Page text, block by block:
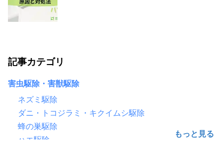
記事カテゴリ
害虫駆除・害獣駆除
ネズミ駆除
ダニ・トコジラミ・キクイムシ駆除
蜂の巣駆除
ハエ駆除